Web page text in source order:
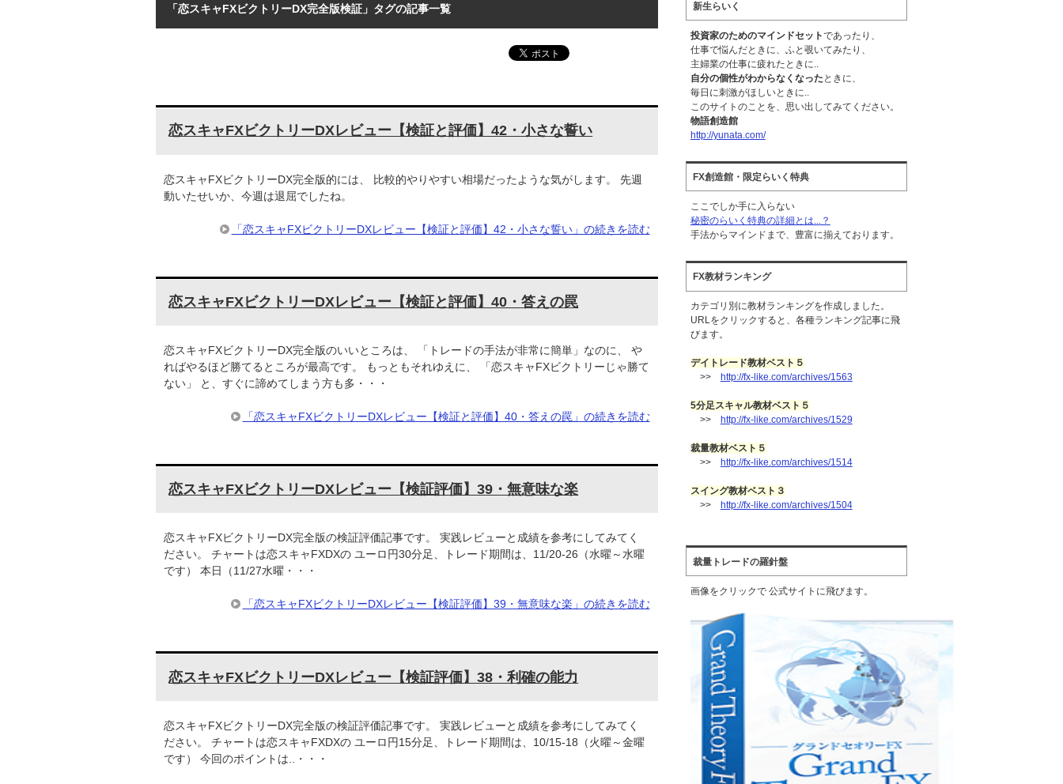
「恋スキャFXビクトリーDX完全版検証」タグの記事一覧
恋スキャFXビクトリーDXレビュー【検証と評価】42・小さな誓い
恋スキャFXビクトリーDX完全版的には、 比較的やりやすい相場だったような気がします。 先週
動いたせいか、今週は退屈でしたね。
「恋スキャFXビクトリーDXレビュー【検証と評価】42・小さな誓い」の続きを読む
恋スキャFXビクトリーDXレビュー【検証と評価】40・答えの罠
恋スキャFXビクトリーDX完全版のいいところは、 「トレードの手法が非常に簡単」なのに、 や
ればやるほど勝てるところが最高です。 もっともそれゆえに、 「恋スキャFXビクトリーじゃ勝て
ない」 と、すぐに諦めてしまう方も多・・・
「恋スキャFXビクトリーDXレビュー【検証と評価】40・答えの罠」の続きを読む
恋スキャFXビクトリーDXレビュー【検証評価】39・無意味な楽
恋スキャFXビクトリーDX完全版の検証評価記事です。 実践レビューと成績を参考にしてみてく
ださい。 チャートは恋スキャFXDXの ユーロ円30分足、トレード期間は、11/20-26（水曜～水曜
です） 本日（11/27水曜・・・
「恋スキャFXビクトリーDXレビュー【検証評価】39・無意味な楽」の続きを読む
恋スキャFXビクトリーDXレビュー【検証評価】38・利確の能力
恋スキャFXビクトリーDX完全版の検証評価記事です。 実践レビューと成績を参考にしてみてく
ださい。 チャートは恋スキャFXDXの ユーロ円15分足、トレード期間は、10/15-18（火曜～金曜
です） 今回のポイントは..・・・
新生らいく
投資家のためのマインドセットであったり、
仕事で悩んだときに、ふと覗いてみたり、
主婦業の仕事に疲れたときに..
自分の個性がわからなくなった ときに、
毎日に刺激がほしいときに..
このサイトのことを、思い出してみてください。
物語創造館
http://yunata.com/
FX創造館・限定らいく特典
ここでしか手に入らない
秘密のらいく特典の詳細とは...？
手法からマインドまで、豊富に揃えております。
FX教材ランキング
カテゴリ別に教材ランキングを作成しました。
URLをクリックすると、各種ランキング記事に飛
びます。
デイトレード教材ベスト５
>>
http://fx-like.com/archives/1563
5分足スキャル教材ベスト５
>>
http://fx-like.com/archives/1529
裁量教材ベスト５
>>
http://fx-like.com/archives/1514
スイング教材ベスト３
>>
http://fx-like.com/archives/1504
裁量トレードの羅針盤
画像をクリックで 公式サイトに飛びます。